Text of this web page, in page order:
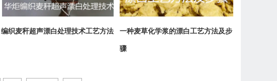
编织麦秆超声漂白处理技术工艺方法 一种麦草化学浆的漂白工艺方法及步
骤